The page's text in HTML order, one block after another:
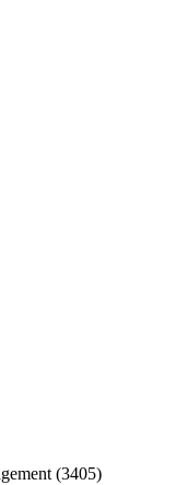
(3405)